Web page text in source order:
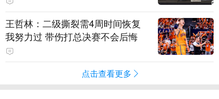
王哲林：二级撕裂需4周时间恢复
我努力过 带伤打总决赛不会后悔
点击查看更多